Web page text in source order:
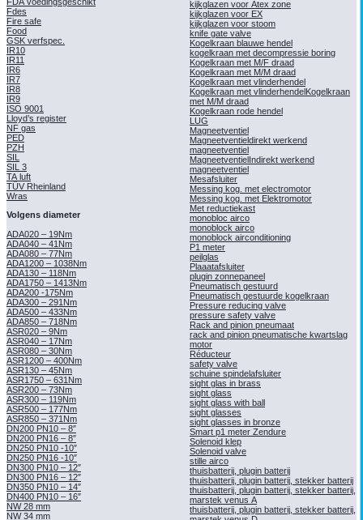
Fdes
Fire safe
Food
GSK verfspec.
IR10
IR11
IR6
IR7
IR8
IR9
ISO 9001
Lloyd’s register
NF gas
PED
PZH
SIL
SIL 3
TA luft
TÜV Rheinland
Wras
Volgens diameter
ADA020 – 19Nm
ADA040 – 41Nm
ADA080 – 77Nm
ADA1200 – 1038Nm
ADA130 – 118Nm
ADA1750 – 1413Nm
ADA200 -175Nm
ADA300 – 291Nm
ADA500 – 433Nm
ADA850 – 718Nm
ASR020 – 9Nm
ASR040 – 17Nm
ASR080 – 30Nm
ASR1200 – 400Nm
ASR130 – 45Nm
ASR1750 – 631Nm
ASR200 – 73Nm
ASR300 – 119Nm
ASR500 – 177Nm
ASR850 – 371Nm
DN200 PN10 – 8″
DN200 PN16 – 8″
DN250 PN10 -10″
DN250 PN16 -10″
DN300 PN10 – 12″
DN300 PN16 – 12″
DN350 PN10 – 14″
DN400 PN10 – 16″
NW 28 mm
NW 34 mm
kijkglazen voor Atex zone
kijkglazen voor EX
kijkglazen voor stoom
knife gate valve
Kogelkraan blauwe hendel
kogelkraan met decompressie boring
Kogelkraan met M/F draad
Kogelkraan met M/M draad
Kogelkraan met vlinderhendel
Kogelkraan met vlinderhendelKogelkraan
met M/M draad
Kogelkraan rode hendel
LUG
Magneetventiel
Magneetventieldirekt werkend
magneetventiel
MagneetventielIndirekt werkend
magneetventiel
Mesafsluiter
Messing kog. met electromotor
Messing kog. met Elektromotor
Met reductiekast
monobloc airco
monoblock airco
monoblock airconditioning
P1 meter
peilglas
Plaaatafsluiter
plugin zonnepaneel
Pneumatisch gestuurd
Pneumatisch gestuurde kogelkraan
Pressure reducing valve
pressure safety valve
Rack and pinion pneumaat
rack and pinion pneumatische kwartslag
motor
Réducteur
safety valve
schuine spindelafsluiter
sight glas in brass
sight glass
sight glass with ball
sight glasses
sight glasses in bronze
Smart p1 meter Zendure
Solenoid klep
Solenoid valve
stille airco
thuisbatterij, plugin batterij
thuisbatterij, plugin batterij, stekker batterij
thuisbatterij, plugin batterij, stekker batterij,
marstek venus A
thuisbatterij, plugin batterij, stekker batterij,